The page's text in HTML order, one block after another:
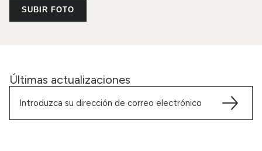
SUBIR FOTO
Últimas actualizaciones